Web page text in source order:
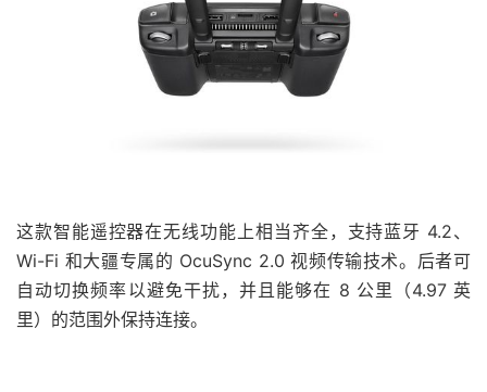
这款智能遥控器在无线功能上相当齐全，支持蓝牙 4.2、
Wi-Fi 和大疆专属的 OcuSync 2.0 视频传输技术。后者可
自动切换频率以避免干扰，并且能够在 8 公里（4.97 英
里）的范围外保持连接。